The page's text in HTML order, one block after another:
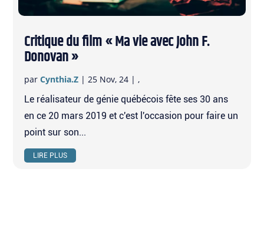
Critique du film « Ma vie avec John F.
Donovan »
parCynthia.Z | 25 Nov, 24 | ,
Le réalisateur de génie québécois fête ses 30 ans
en ce 20 mars 2019 et c'est l'occasion pour faire un
point sur son...
LIRE PLUS